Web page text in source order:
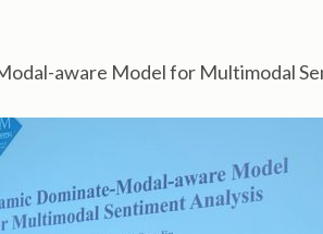
aware Model for Multimodal